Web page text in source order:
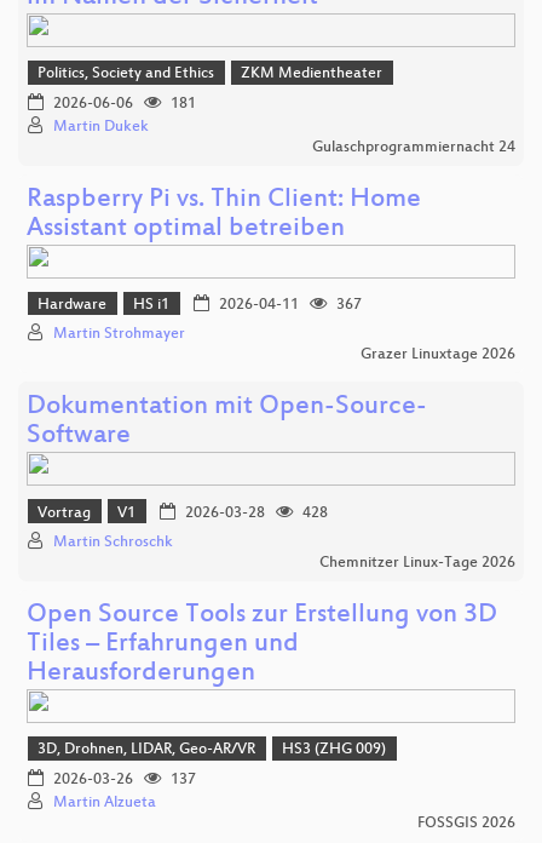
Politics, Society and Ethics
ZKM Medientheater
2026-06-06
181
Martin Dukek
Gulaschprogrammiernacht 24
Raspberry Pi vs. Thin Client: Home
Assistant optimal betreiben
Hardware HS i1 2026-04-11
367
Martin Strohmayer
Grazer Linuxtage 2026
Dokumentation mit Open-Source-
Software
Vortrag V1 2026-03-28
428
Martin Schroschk
Chemnitzer Linux-Tage 2026
Open Source Tools zur Erstellung von 3D
Tiles – Erfahrungen und
Herausforderungen
3D, Drohnen, LIDAR, Geo-AR/VR
HS3 (ZHG 009)
2026-03-26
137
Martin Alzueta
FOSSGIS 2026